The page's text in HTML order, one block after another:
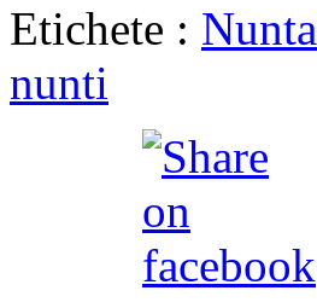
Etichete : Nunta
nunti